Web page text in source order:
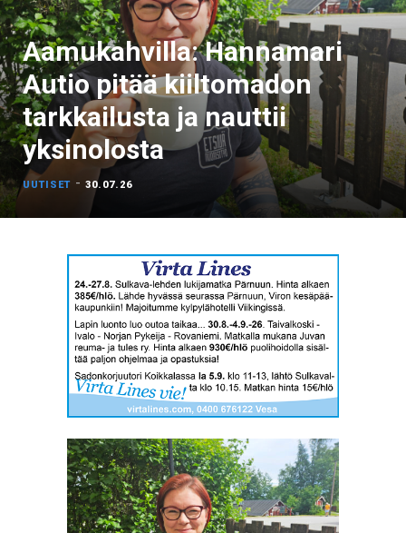
Aamukahvilla: Hannamari
Autio pitää kiiltomadon
tarkkailusta ja nauttii
yksinolosta
UUTISET - 30.07.26